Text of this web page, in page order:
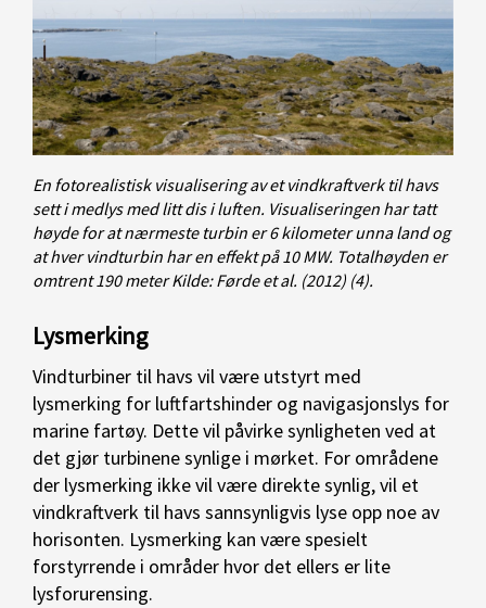
En fotorealistisk visualisering av et vindkraftverk til havs
sett i medlys med litt dis i luften. Visualiseringen har tatt
høyde for at nærmeste turbin er 6 kilometer unna land og
at hver vindturbin har en effekt på 10 MW. Totalhøyden er
omtrent 190 meter Kilde: Førde et al. (2012) (4).
Lysmerking
Vindturbiner til havs vil være utstyrt med
lysmerking for luftfartshinder og navigasjonslys for
marine fartøy. Dette vil påvirke synligheten ved at
det gjør turbinene synlige i mørket. For områdene
der lysmerking ikke vil være direkte synlig, vil et
vindkraftverk til havs sannsynligvis lyse opp noe av
horisonten. Lysmerking kan være spesielt
forstyrrende i områder hvor det ellers er lite
lysforurensing.